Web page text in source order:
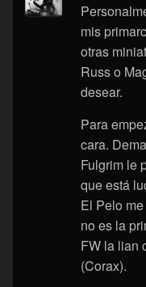
mis
otras
Russ o
desear.
Para
cara.
Fulgrim le
que está
El Pelo
no es la
FW la lian
(Corax).